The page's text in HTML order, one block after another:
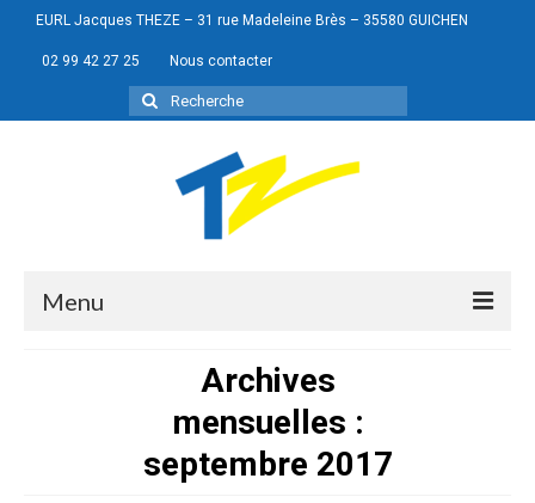
EURL Jacques THEZE – 31 rue Madeleine Brès – 35580 GUICHEN
02 99 42 27 25 Nous contacter
Rechercher
:
Menu
Portes de garage
Menuiseries
Archives
mensuelles :
septembre 2017